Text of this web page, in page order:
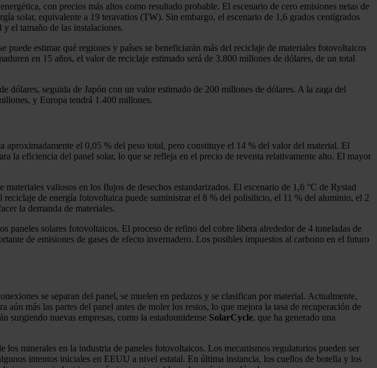
con precios más altos como resultado probable. El escenario de cero emisiones netas de
solar, equivalente a 19 teravatios (TW). Sin embargo, el escenario de 1,6 grados centígrados
el tamaño de las instalaciones.
estimar qué regiones y países se beneficiarán más del reciclaje de materiales fotovoltaicos
en 15 años, el valor de reciclaje estimado será de 3.800 millones de dólares, de un total
seguida de Japón con un valor estimado de 200 millones de dólares. A la zaga del
y Europa tendrá 1.400 millones.
el 0,05 % del peso total, pero constituye el 14 % del valor del material. El
la eficiencia del panel solar, lo que se refleja en el precio de reventa relativamente alto. El mayor
valiosos en los flujos de desechos estandarizados. El escenario de 1,6 °C de Rystad
de energía fotovoltaica puede suministrar el 8 % del polisilicio, el 11 % del aluminio, el 2
la demanda de materiales.
paneles solares fotovoltaicos. El proceso de refino del cobre libera alrededor de 4 toneladas de
de emisiones de gases de efecto invernadero. Los posibles impuestos al carbono en el futuro
se separan del panel, se muelen en pedazos y se clasifican por material. Actualmente,
aún más las partes del panel antes de moler los restos, lo que mejora la tasa de recuperación de
surgiendo nuevas empresas, como la estadounidense SolarCycle, que ha generado una
minerales en la industria de paneles fotovoltaicos. Los mecanismos regulatorios pueden ser
intentos iniciales en EEUU a nivel estatal. En última instancia, los cuellos de botella y los